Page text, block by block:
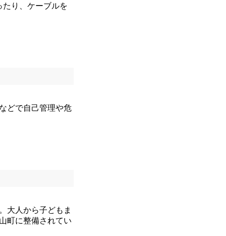
たり、ケーブルを
どで自己管理や危
大人から子どもま
町に整備されてい